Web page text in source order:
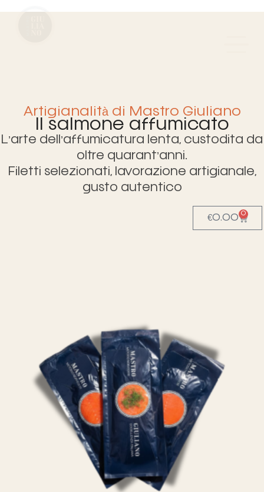
Artigianalità di Mastro Giuliano
Il salmone affumicato
L’arte dell’affumicatura lenta, custodita da
oltre quarant’anni.
Filetti selezionati, lavorazione artigianale,
gusto autentico
€0.00 0